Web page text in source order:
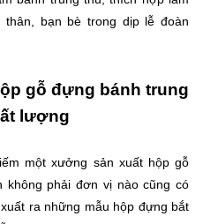
bạn bè trong dịp lễ đoàn
gỗ đựng bánh trung
lượng
một xưởng sản xuất hộp gỗ
không phải đơn vị nào cũng có
ra những mẫu hộp đựng bắt